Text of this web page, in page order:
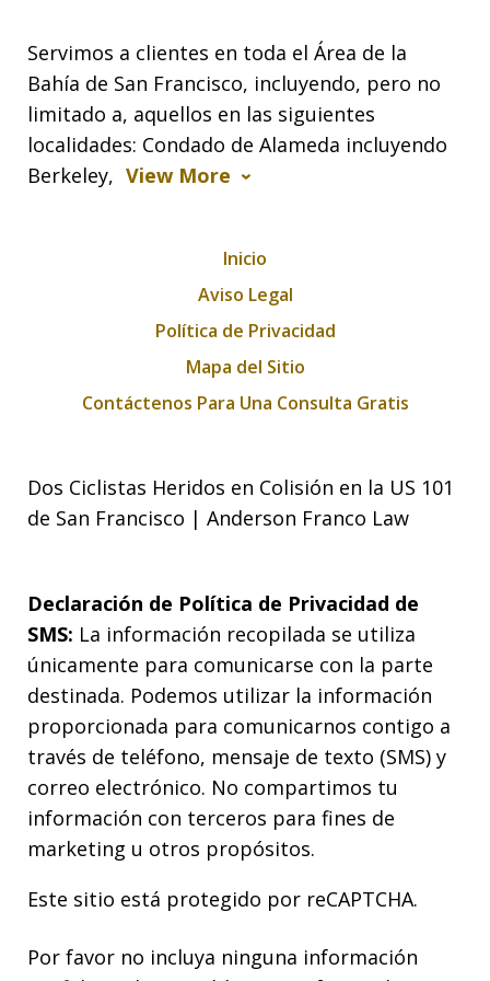
Servimos a clientes en toda el Área de la
Bahía de San Francisco, incluyendo, pero no
limitado a, aquellos en las siguientes
localidades: Condado de Alameda incluyendo
Berkeley, View More
Inicio
Aviso Legal
Política de Privacidad
Mapa del Sitio
Contáctenos Para Una Consulta Gratis
Dos Ciclistas Heridos en Colisión en la US 101
de San Francisco | Anderson Franco Law
Declaración de Política de Privacidad de
SMS: La información recopilada se utiliza
únicamente para comunicarse con la parte
destinada. Podemos utilizar la información
proporcionada para comunicarnos contigo a
través de teléfono, mensaje de texto (SMS) y
correo electrónico. No compartimos tu
información con terceros para fines de
marketing u otros propósitos.
Este sitio está protegido por reCAPTCHA.
Por favor no incluya ninguna información